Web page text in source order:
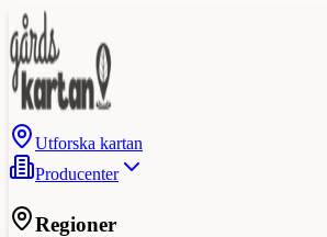
Utforska kartan
Producenter
Regioner